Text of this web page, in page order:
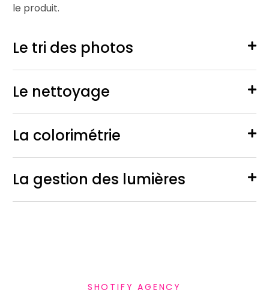
le produit.
Le tri des photos
Le nettoyage
La colorimétrie
La gestion des lumières
SHOTIFY AGENCY